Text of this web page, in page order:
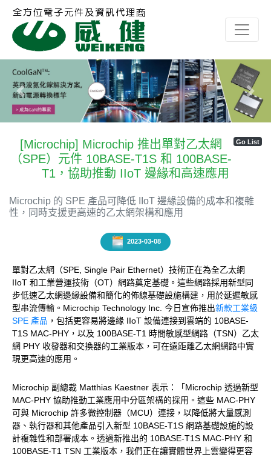
Previous Next
Go List
[Microchip] Microchip 推出單對乙太網
（SPE）元件 10BASE-T1S 和 100BASE-
T1，協助推動 IIoT 邊緣和高速應用
Microchip 的 SPE 產品可降低 IIoT 邊緣設備的成本和複雜
性，同時支援更高速的乙太網架構和應用
2023-03-08
單對乙太網（SPE, Single Pair Ethernet）技術正在為全乙太網
IIoT 和工業營運技術（OT）網路奠定基礎。這些網路採用新型同
步低速乙太網邊緣設備和簡化的佈線基礎設施構建，用於延遲敏感
型串流傳輸。Microchip Technology Inc. 今日宣佈推出新款工業級
SPE 產品 ，包括更容易將邊緣 IIoT 設備連接到雲端的 10BASE-
T1S MAC-PHY，以及 100BASE-T1 時間敏感型網路（TSN）乙太
網 PHY 收發器和交換器的工業版本，可在遠距離乙太網網路中實
現更高速的應用。
Microchip 副總裁 Matthias Kaestner 表示：「Microchip 透過新型
MAC-PHY 協助推動工業應用中分區架構的採用。這些 MAC-PHY
可與 Microchip 許多微控制器（MCU）連接，以降低將大量感測
器、執行器和其他產品引入新型 10BASE-T1S 網路基礎設施的設
計複雜性和部署成本。透過新推出的 10BASE-T1S MAC-PHY 和
100BASE-T1 TSN 工業版本，我們正在讓實體世界上雲變得更容